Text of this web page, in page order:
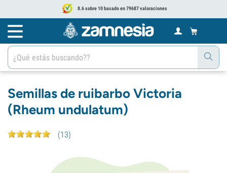
8.6 sobre 10 basado en 79687 valoraciones
Semillas de ruibarbo Victoria
(Rheum undulatum)
(13)